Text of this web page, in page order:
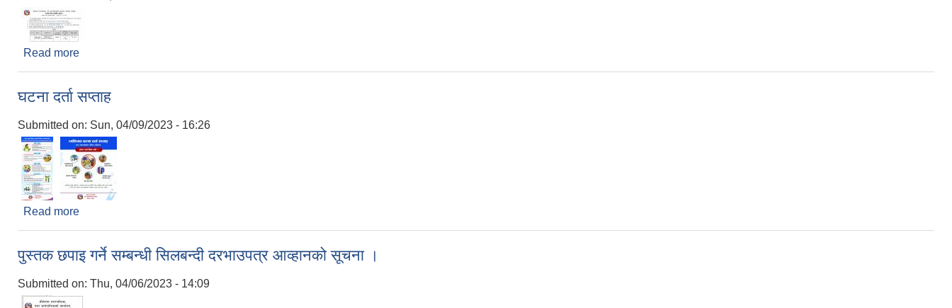
Read more
घटना दर्ता सप्ताह
Submitted on: Sun, 04/09/2023 - 16:26
Read more
पुस्तक छपाइ गर्ने सम्बन्धी सिलबन्दी दरभाउपत्र आव्हानको सूचना ।
Submitted on: Thu, 04/06/2023 - 14:09